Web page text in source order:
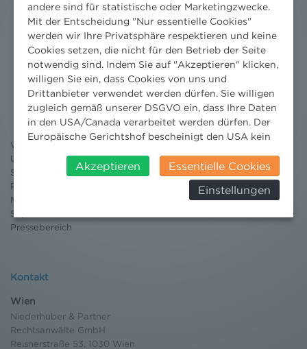
Nachrichten
News aktuell
Newsletter
3 Minuten Umweltrecht
Willkommen Umweltrecht
Umweltrechtsblog
Seminare
Publikationen
Moot Court
Stipendium
Pressebereich
Kontakt
Wien
Niederhuber & Partner
Rechtsanwälte GmbH
Reisnerstraße 53, 1030 Wien
andere sind für statistische oder Marketingzwecke.
Mit der Entscheidung "Nur essentielle Cookies"
werden wir Ihre Privatsphäre respektieren und keine
Cookies setzen, die nicht für den Betrieb der Seite
notwendig sind. Indem Sie auf "Akzeptieren" klicken,
willigen Sie ein, dass Cookies von uns und
Drittanbieter verwendet werden dürfen. Sie willigen
zugleich gemäß unserer DSGVO ein, dass Ihre Daten
in den USA/Canada verarbeitet werden dürfen. Der
Europäische Gerichtshof bescheinigt den USA kein
insbesondere das Risiko, dass ihre Daten durch US-
Behörden, zu Kontroll- und zu
Überwachungszwecken, verarbeitet werden und
werden können. Zudem finden Sie am
Datenschutzerklärung
Akzeptieren
Essentielle Cookies
Einstellungen